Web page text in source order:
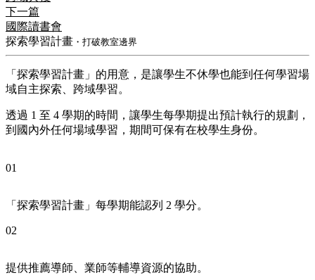
下一篇
國際讀書會
探索學習計畫 ・打破教室邊界
「探索學習計畫」的用意，是讓學生不休學也能到任何學習場
域自主探索、跨域學習。
透過 1 至 4 學期的時間，讓學生每學期提出預計執行的規劃，
到國內外任何場域學習，期間可保有在校學生身份。
01
「探索學習計畫」每學期能認列 2 學分。
02
提供推薦導師、業師等輔導資源的協助。